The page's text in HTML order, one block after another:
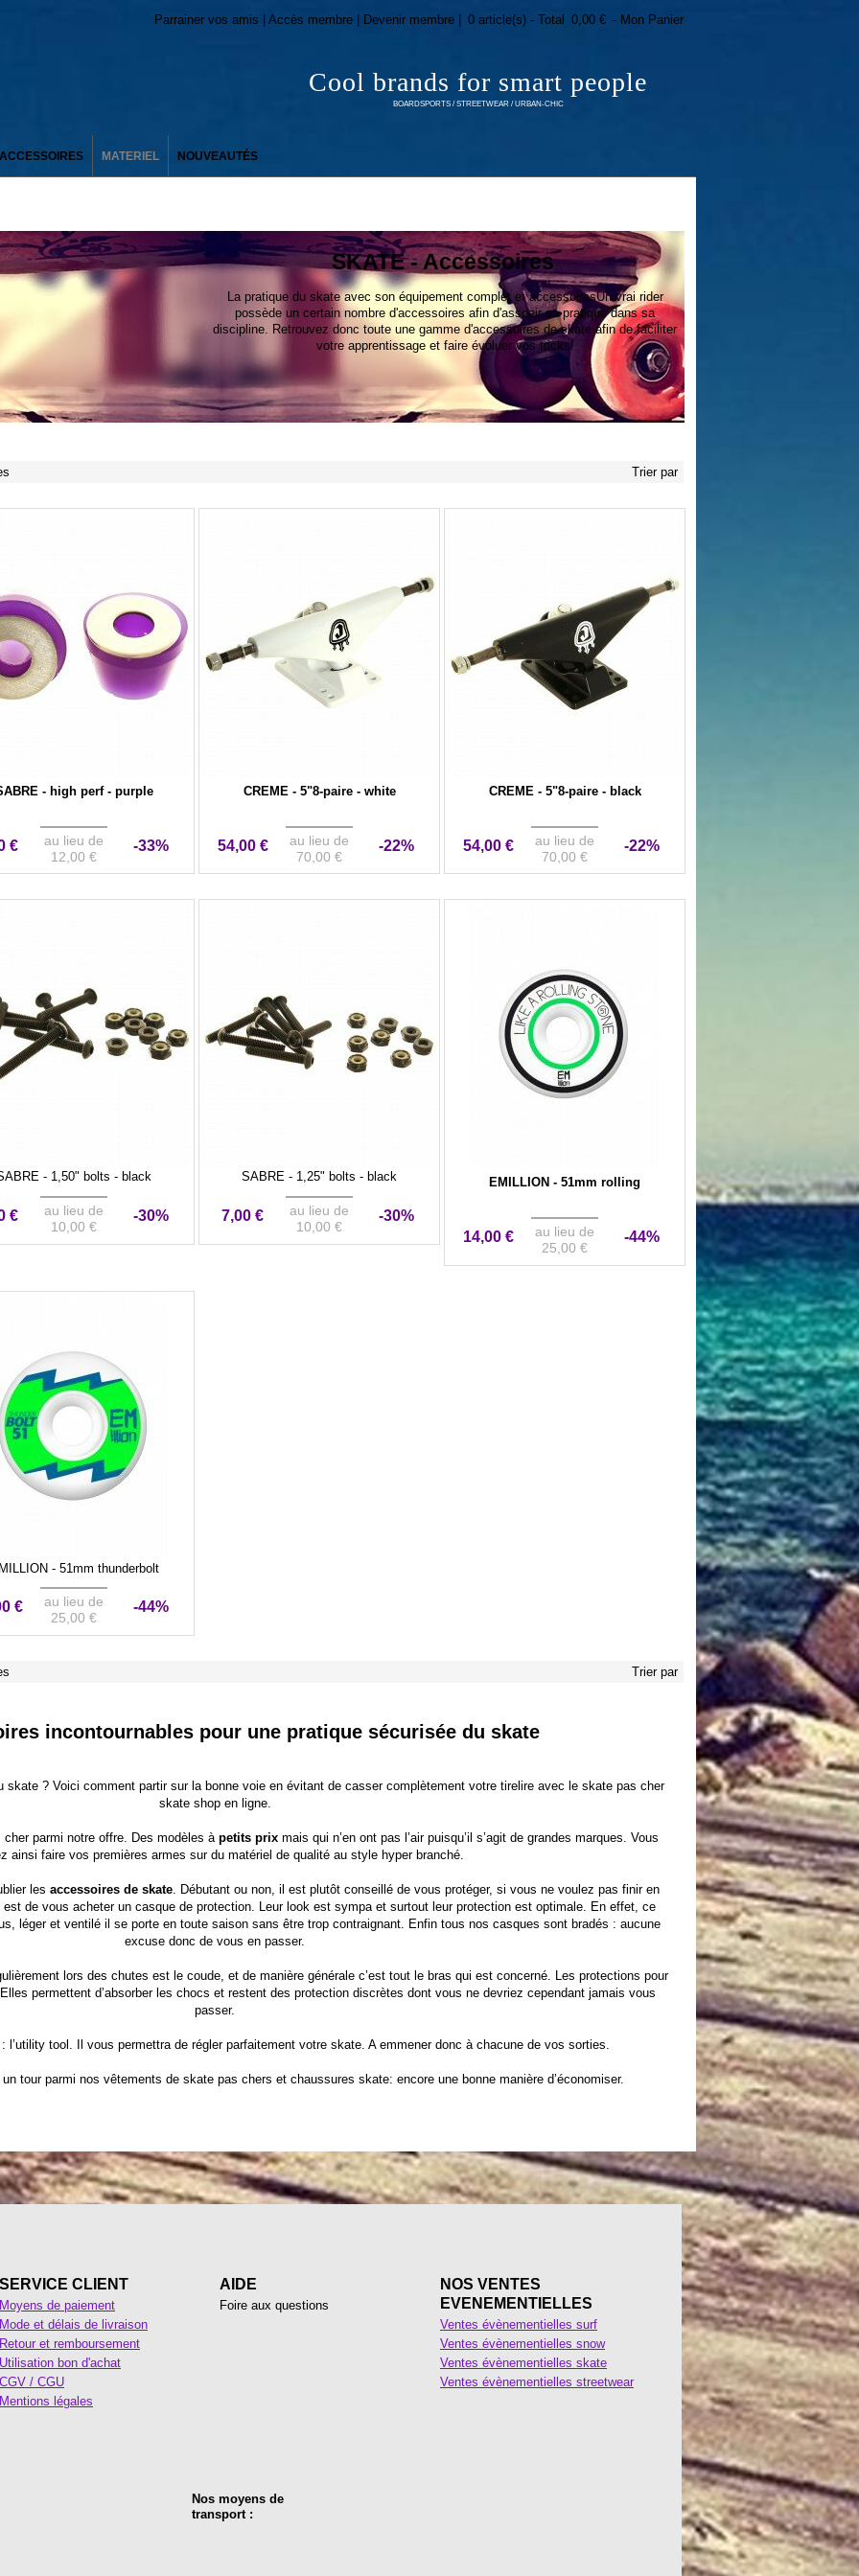
Cool brands for smart people
BOARDSPORTS / STREETWEAR / URBAN-CHIC
Parrainer vos amis | Accès membre | Devenir membre | 0 article(s) - Total 0,00 € - Mon Panier
MATERIEL NOUVEAUTÉS
SKATE - Accessoires
La pratique du skate avec son équipement complet et accessoiresUn vrai rider
possède un certain nombre d'accessoires afin d'assoeir sa pratique dans sa
discipline. Retrouvez donc toute une gamme d'accessoires de skate afin de faciliter
votre apprentissage et faire évoluer vos tricks!
Trier par
- high perf - purple
€
au lieu de
12,00 €
-33%
CREME - 5"8-paire - white
54,00 €
au lieu de
70,00 €
-22%
CREME - 5"8-paire - black
54,00 €
au lieu de
70,00 €
-22%
- 1,50" bolts - black
€
au lieu de
10,00 €
-30%
SABRE - 1,25" bolts - black
7,00 €
au lieu de
10,00 €
-30%
EMILLION - 51mm rolling
14,00 €
au lieu de
25,00 €
-44%
- 51mm thunderbolt
€
au lieu de
25,00 €
-44%
Trier par
incontournables pour une pratique sécurisée du skate
? Voici comment partir sur la bonne voie en évitant de casser complètement votre tirelire avec le skate pas cher
skate shop en ligne.
cherparmi notre offre. Des modèles à petits prix mais qui n’en ont pas l’air puisqu’il s’agit de grandes marques. Vous
ainsi faire vos premières armes sur du matériel de qualité au style hyper branché.
les accessoires de skate. Débutant ou non, il est plutôt conseillé de vous protéger, si vous ne voulez pas finir en
de vous acheter un casque de protection. Leur look est sympa et surtout leur protection est optimale. En effet, ce
léger et ventilé il se porte en toute saison sans être trop contraignant. Enfin tous nos casques sont bradés : aucune
excuse donc de vous en passer.
lors des chutes est le coude, et de manière générale c’est tout le bras qui est concerné. Les protections pour
permettent d’absorber les chocs et restent des protection discrètes dont vous ne devriez cependant jamais vous
passer.
l’utility tool. Il vous permettra de régler parfaitement votre skate. A emmener donc à chacune de vos sorties.
tour parmi nos vêtements de skate pas chers et chaussures skate: encore une bonne manière d’économiser.
SERVICE CLIENT
Moyens de paiement
Mode et délais de livraison
Retour et remboursement
Utilisation bon d'achat
CGV / CGU
Mentions légales
AIDE
Foire aux questions
NOS VENTES
EVENEMENTIELLES
Ventes évènementielles surf
Ventes évènementielles snow
Ventes évènementielles skate
Ventes évènementielles streetwear
Nos moyens de
transport :